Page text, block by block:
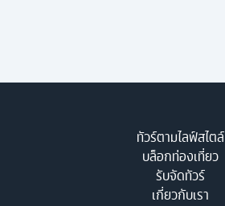
ทัวร์ตามไลฟ์สไตล์
บล็อกท่องเที่ยว
รับจัดทัวร์
เกี่ยวกับเรา